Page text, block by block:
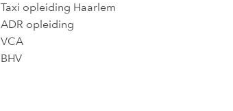
Taxi opleiding Haarlem
ADR opleiding
VCA
BHV